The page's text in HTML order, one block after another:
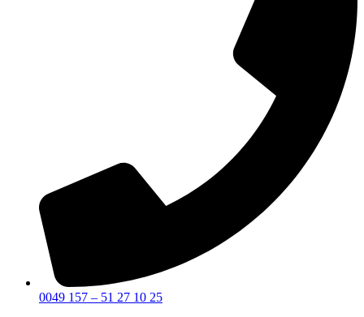
0049 157 – 51 27 10 25